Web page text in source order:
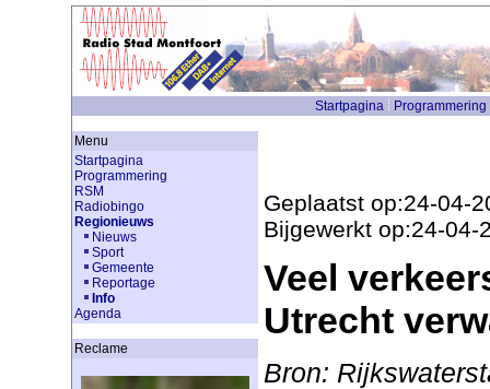
Startpagina Programmering
Menu
Startpagina
Programmering
RSM
Radiobingo
Regionieuws
Nieuws
Sport
Gemeente
Reportage
Info
Agenda
Reclame
Geplaatst op:24-04-
Bijgewerkt op:24-04-
Veel
Utrecht
Bron: